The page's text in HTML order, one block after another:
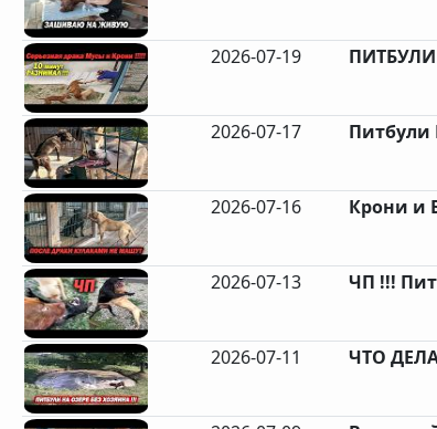
2026-07-19
2026-07-17 Питбули
2026-07-16 Крони и
2026-07-13 ЧП !!!
2026-07-11 ЧТО